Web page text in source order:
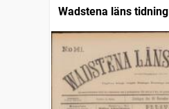
Wadstena läns tidning